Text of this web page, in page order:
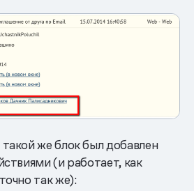
же блок был добавлен
(и работает, как
так же):